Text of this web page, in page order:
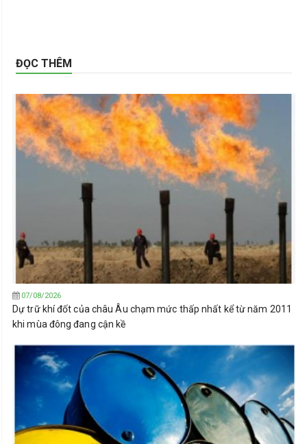
ĐỌC THÊM
07/08/2026
Dự trữ khí đốt của châu Âu chạm mức thấp nhất kể từ năm 2011
khi mùa đông đang cận kề